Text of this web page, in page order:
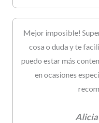
Mejor imposible!
cosa o duda y te
puedo estar más
en ocasiones
Alicia